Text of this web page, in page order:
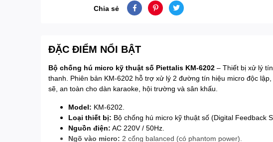
Chia sẻ
ĐẶC ĐIỂM NỔI BẬT
Bộ chống hú micro kỹ thuật số Piettalis KM-6202 – Thiết bị xử lý
thanh. Phiên bản KM-6202 hỗ trợ xử lý 2 đường tín hiệu micro độc
sẽ, an toàn cho dàn karaoke, hội trường và sân khấu.
Model: KM-6202.
Loại thiết bị: Bộ chống hú micro kỹ thuật số (Digital Feedback
Nguồn điện: AC 220V / 50Hz.
Ngõ vào micro: 2 cổng balanced (có phantom power).